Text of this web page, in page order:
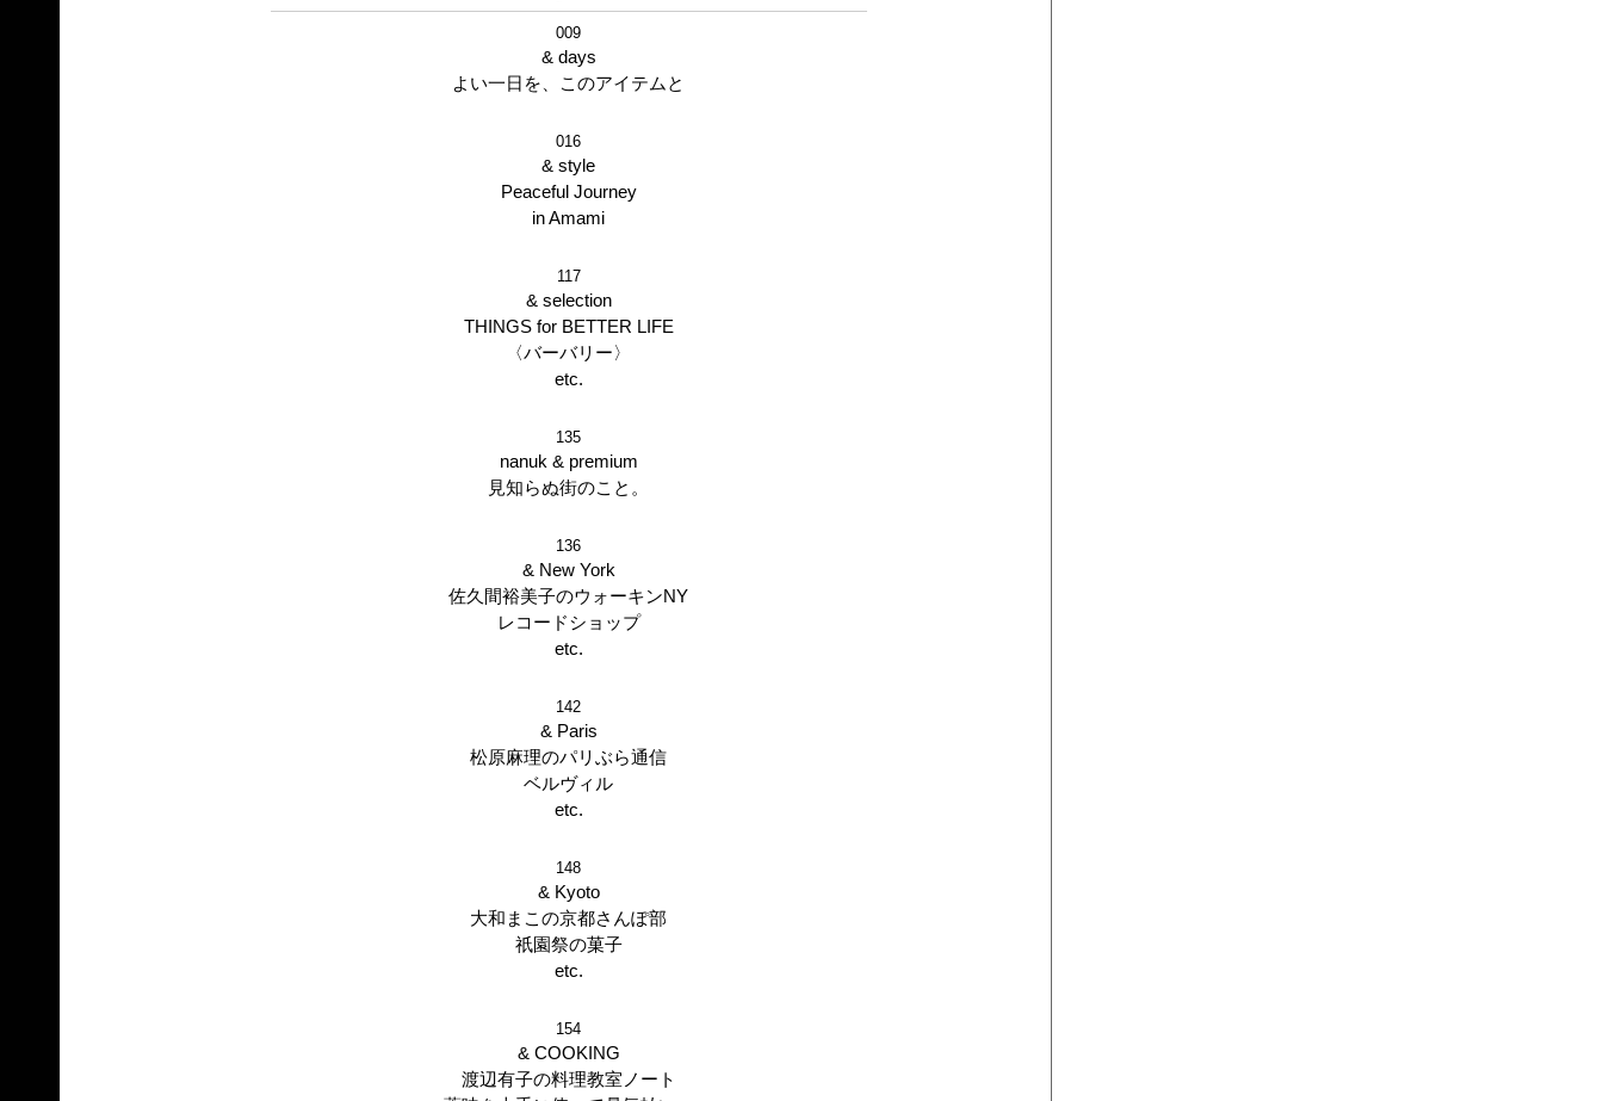
009
& days
よい一日を、このアイテムと
016
& style
Peaceful Journey
in Amami
117
& selection
THINGS for BETTER LIFE
〈バーバリー〉
etc.
135
nanuk & premium
見知らぬ街のこと。
136
& New York
佐久間裕美子のウォーキンNY
レコードショップ
etc.
142
& Paris
松原麻理のパリぶら通信
ベルヴィル
etc.
148
& Kyoto
大和まこの京都さんぽ部
祇園祭の菓子
etc.
154
& COOKING
渡辺有子の料理教室ノート